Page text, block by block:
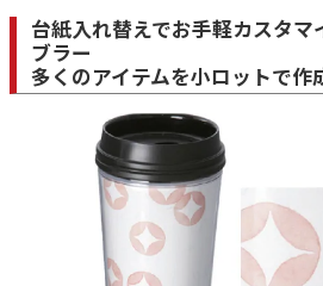
台紙入れ替えでお手軽カスタマ
ブラー
多くのアイテムを小ロットで作